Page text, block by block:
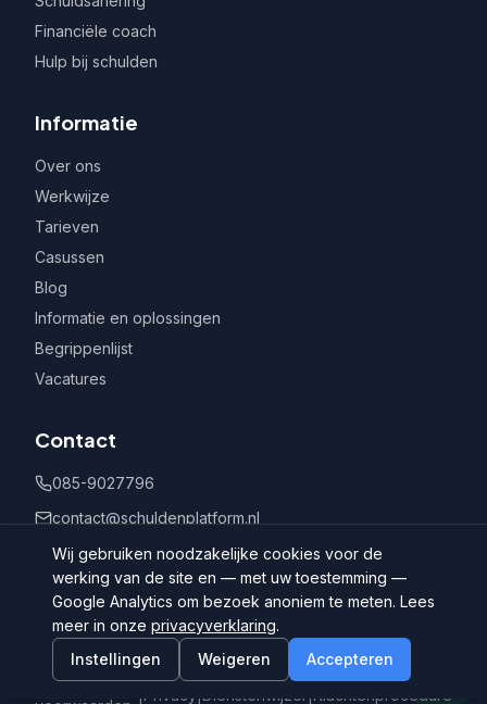
Financiële coach
Hulp bij schulden
Informatie
Over ons
Werkwijze
Tarieven
Casussen
Blog
Informatie en oplossingen
Begrippenlijst
Vacatures
Contact
085-9027796
contact@schuldenplatform.nl
Postbus 802, 7400 AV Deventer
©
Schuldenplatform.nl
Algemene
|Privacy |Dienstenwijzer |Klachtenprocedure
Wij gebruiken noodzakelijke cookies voor de
werking van de site en — met uw toestemming —
Google Analytics om bezoek anoniem te meten. Lees
meer in onze privacyverklaring.
Instellingen
Weigeren Accepteren